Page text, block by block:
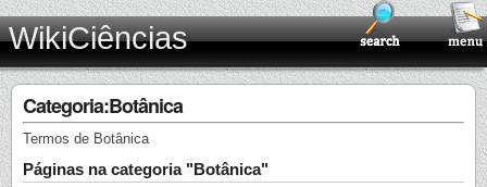
WikiCiências
Categoria:Botânica
Termos de Botânica
Páginas na categoria "Botânica"